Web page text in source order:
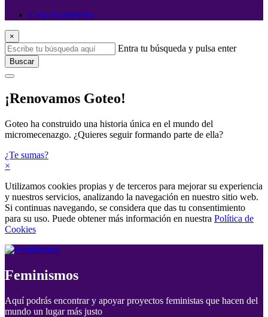
Crea un proyecto
×
Entra tu búsqueda y pulsa enter
Buscar
¡Renovamos Goteo!
Goteo ha construido una historia única en el mundo del
micromecenazgo. ¿Quieres seguir formando parte de ella?
¿Te sumas?
×
Utilizamos cookies propias y de terceros para mejorar su experiencia
y nuestros servicios, analizando la navegación en nuestro sitio web.
Si continuas navegando, se considera que das tu consentimiento
para su uso. Puede obtener más información en nuestra Política de
Cookies
Feminismos
Aquí podrás encontrar y apoyar proyectos feministas que hacen del
mundo un lugar más justo